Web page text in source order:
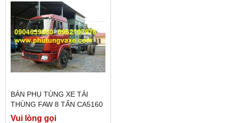
BÁN PHỤ TÙNG XE TẢI
THÙNG FAW 8 TẤN CA5160
CÔNG XUẤT 180 PS
Vui lòng gọi